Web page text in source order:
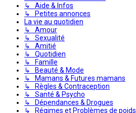
↳ Aide & Infos
↳ Petites annonces
La vie au quotidien
↳ Amour
↳ Sexualité
↳ Amitié
↳ Quotidien
↳ Famille
↳ Beauté & Mode
↳ Mamans & Futures mamans
↳ Règles & Contraception
↳ Santé & Psycho
↳ Dépendances & Drogues
↳ Régimes et Problèmes de poids